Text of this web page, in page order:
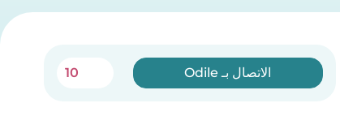
الاتصال بـ Odile 10